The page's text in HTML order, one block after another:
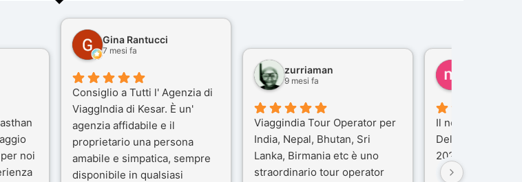
noi
Gina Rantucci
7 mesi fa
Consiglio a Tutti l' Agenzia di
ViaggIndia di Kesar. È un'
agenzia affidabile e il
proprietario una persona
amabile e simpatica, sempre
disponibile in qualsiasi
zurriaman
9 mesi fa
Viaggindia Tour Operator per
India, Nepal, Bhutan, Sri
Lanka, Birmania etc è uno
straordinario tour operator
Il nostro viaggio
Delhi e Varanasi
2025), è stata
che porteremo